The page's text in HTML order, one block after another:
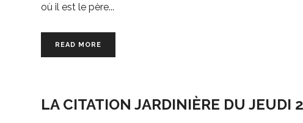
où il est le père
READ MORE
LA CITATION JARDINIÈRE DU JEUDI